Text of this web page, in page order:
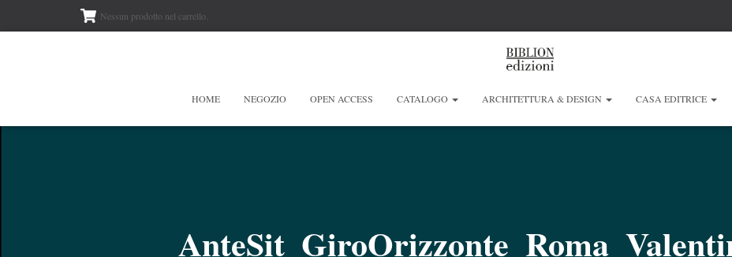
Nessun prodotto nel carrello.
HOME NEGOZIO OPEN ACCESS CATALOGO ARCHITETTURA & DESIGN CASA EDITRICE